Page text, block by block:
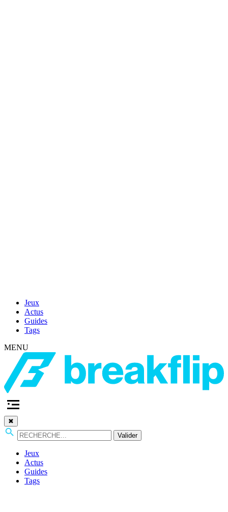
Jeux
Actus
Guides
Tags
MENU
✖
Valider
Jeux
Actus
Guides
Tags